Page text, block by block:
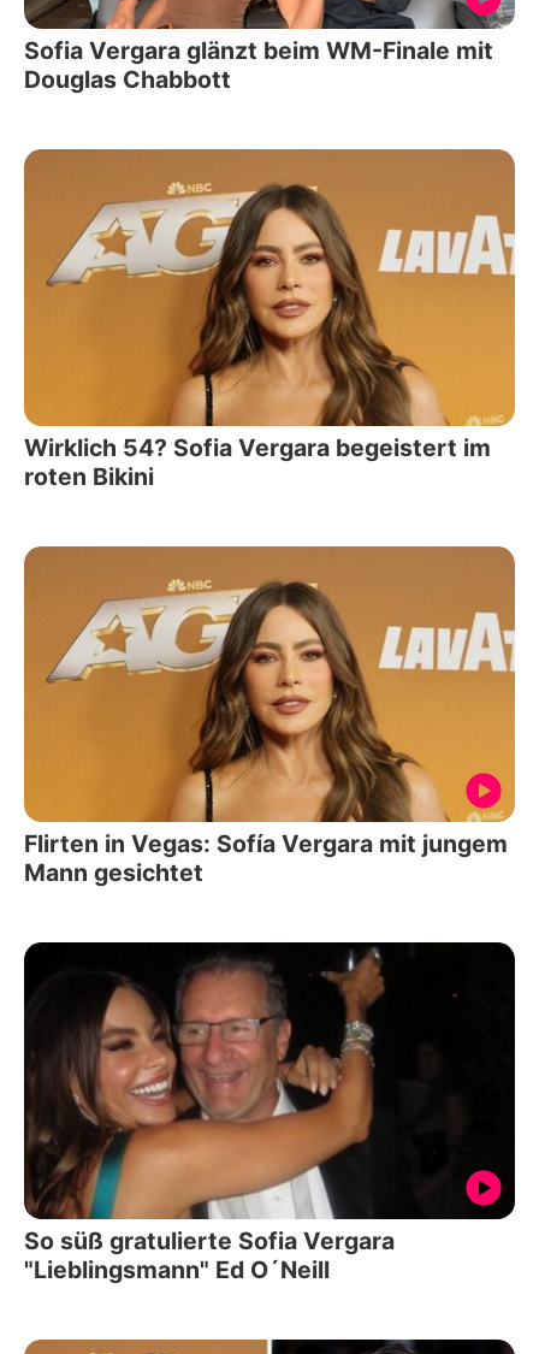
Sofia Vergara glänzt beim WM-Finale mit
Douglas Chabbott
Wirklich 54? Sofia Vergara begeistert im
roten Bikini
Flirten in Vegas: Sofía Vergara mit jungem
Mann gesichtet
So süß gratulierte Sofia Vergara
"Lieblingsmann" Ed O´Neill